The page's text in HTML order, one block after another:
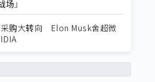
」
采购大转向 Elon Musk舍超微